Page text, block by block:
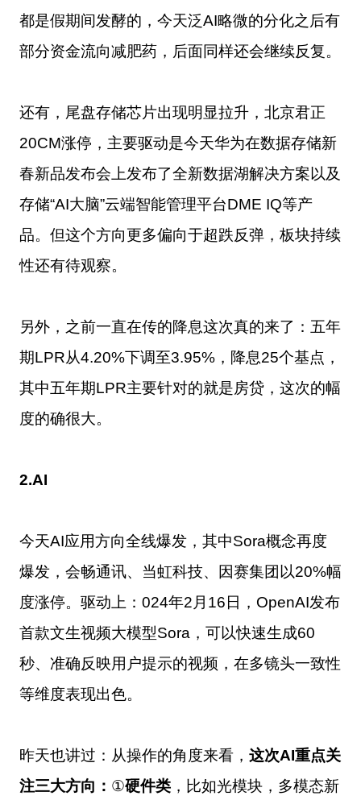
都是假期间发酵的，今天泛AI略微的分化之后有
部分资金流向减肥药，后面同样还会继续反复。
还有，尾盘存储芯片出现明显拉升，北京君正
20CM涨停，主要驱动是今天华为在数据存储新
春新品发布会上发布了全新数据湖解决方案以及
存储“AI大脑”云端智能管理平台DME IQ等产
品。但这个方向更多偏向于超跌反弹，板块持续
性还有待观察。
另外，之前一直在传的降息这次真的来了：五年
期LPR从4.20%下调至3.95%，降息25个基点，
其中五年期LPR主要针对的就是房贷，这次的幅
度的确很大。
2.AI
今天AI应用方向全线爆发，其中Sora概念再度
爆发，会畅通讯、当虹科技、因赛集团以20%幅
度涨停。驱动上：024年2月16日，OpenAI发布
首款文生视频大模型Sora，可以快速生成60
秒、准确反映用户提示的视频，在多镜头一致性
等维度表现出色。
昨天也讲过：从操作的角度来看， 这次AI重点关
注三大方向： ①硬件类，比如光模块，多模态新